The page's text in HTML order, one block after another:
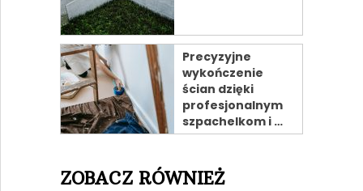
Precyzyjne
wykończenie
ścian dzięki
profesjonalnym
szpachelkom i …
ZOBACZ RÓWNIEŻ